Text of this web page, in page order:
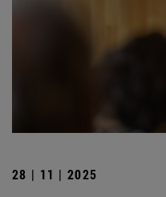
28 | 11 | 2025